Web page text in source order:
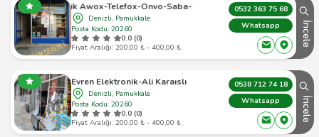
Awox-Telefox-Onvo-Saba-Nordmende Yetkili Servisi
Denizli, Pamukkale
Posta Kodu: 20260
0.0 (0)
Fiyat Aralığı: 200,00 ₺ - 400,00 ₺
0532 363 75 68
Whatsapp
İncele
Evren Elektronik-Ali Karaıslı
Denizli, Pamukkale
Posta Kodu: 20260
0.0 (0)
Fiyat Aralığı: 200,00 ₺ - 400,00 ₺
0538 712 74 18
Whatsapp
İncele